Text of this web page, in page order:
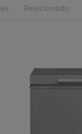
Relacionado